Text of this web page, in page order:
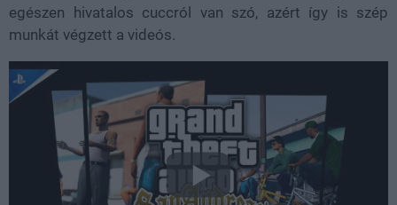
egészen hivatalos cuccról van szó, azért így is szép
munkát végzett a videós.